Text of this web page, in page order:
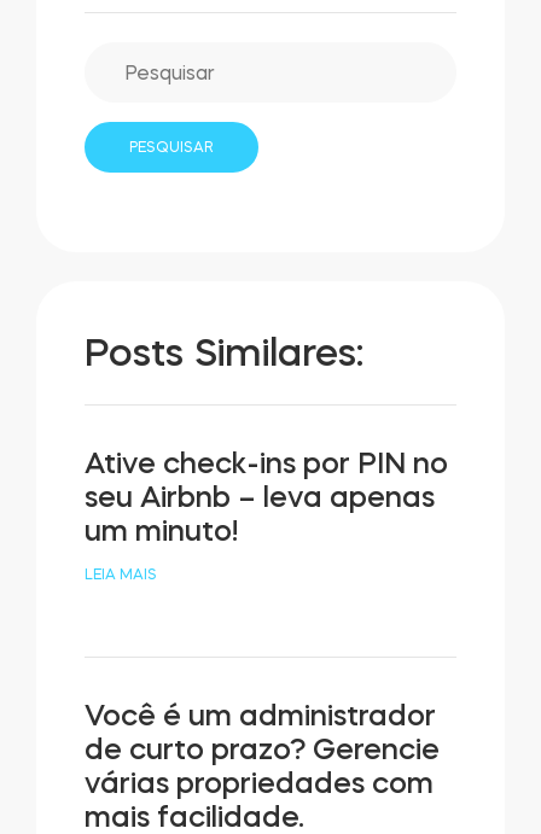
Posts Similares:
Ative check-ins por PIN no
seu Airbnb – leva apenas
um minuto!
LEIA MAIS
Você é um administrador
de curto prazo? Gerencie
várias propriedades com
mais facilidade.